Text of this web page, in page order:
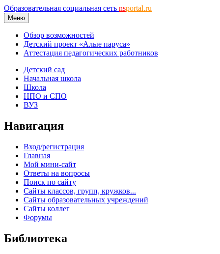
Образовательная социальная сеть nsportal.ru
Меню
Обзор возможностей
Детский проект «Алые паруса»
Аттестация педагогических работников
Детский сад
Начальная школа
Школа
НПО и СПО
ВУЗ
Навигация
Вход/регистрация
Главная
Мой мини-сайт
Ответы на вопросы
Поиск по сайту
Сайты классов, групп, кружков...
Сайты образовательных учреждений
Сайты коллег
Форумы
Библиотека